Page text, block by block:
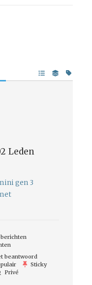
Leden
gen 3
beantwoord
Sticky
Privé